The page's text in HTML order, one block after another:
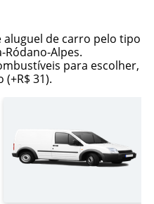
aluguel de carro pelo tipo
Alpes.
para escolher,
31).